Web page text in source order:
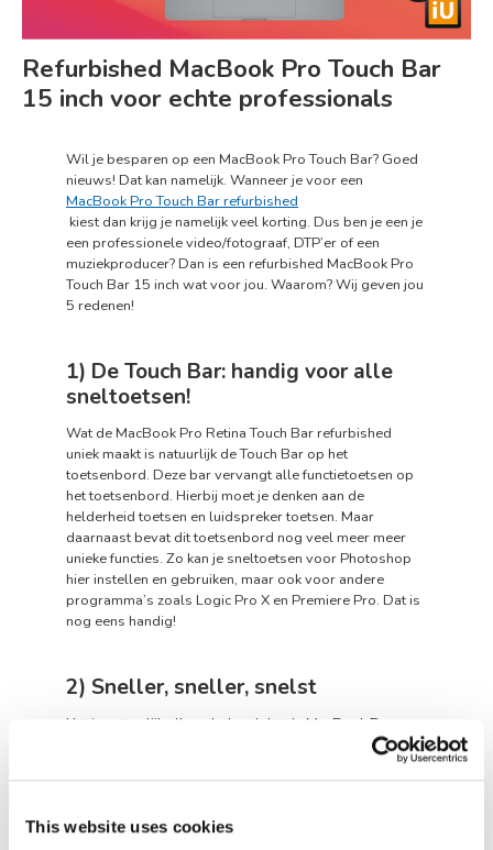
This website uses cookies
Refurbished MacBook Pro Touch Bar
15 inch voor echte professionals
Wil je besparen op een MacBook Pro Touch Bar? Goed
nieuws! Dat kan namelijk. Wanneer je voor een
MacBook Pro Touch Bar refurbished
kiest dan krijg je namelijk veel korting. Dus ben je een je
een professionele video/fotograaf, DTP’er of een
muziekproducer? Dan is een refurbished MacBook Pro
Touch Bar 15 inch wat voor jou. Waarom? Wij geven jou
5 redenen!
1) De Touch Bar: handig voor alle
sneltoetsen!
Wat de MacBook Pro Retina Touch Bar refurbished
uniek maakt is natuurlijk de Touch Bar op het
toetsenbord. Deze bar vervangt alle functietoetsen op
het toetsenbord. Hierbij moet je denken aan de
helderheid toetsen en luidspreker toetsen. Maar
daarnaast bevat dit toetsenbord nog veel meer meer
unieke functies. Zo kan je sneltoetsen voor Photoshop
hier instellen en gebruiken, maar ook voor andere
programma’s zoals Logic Pro X en Premiere Pro. Dat is
nog eens handig!
2) Sneller, sneller, snelst
Het is natuurlijk allang bekend dat de MacBook Pro
sneller is dan de MacBook Air. Als echte professional
kies je daarom altijd voor een MacBook Pro. Sinds 2016
zitten er in de MacBook Pro-modellen een Touch Bar.
je moeiteloos meerdere programma’s naast elkaar